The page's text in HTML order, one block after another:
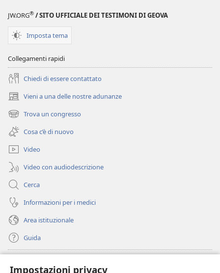
Impostazioni privacy
JW.ORG® / SITO UFFICIALE DEI TESTIMONI DI GEOVA
Imposta tema
Collegamenti rapidi
Chiedi di essere contattato
Vieni a una delle nostre adunanze
(apre
una
nuova
finestra)
Trova un congresso
(apre
una
nuova
finestra)
Cosa c’è di nuovo
Video
Video con audiodescrizione
Cerca
Informazioni per i medici
Area istituzionale
Guida
(apre